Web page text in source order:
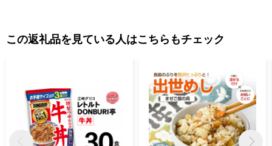
この返礼品を見ている人はこちらもチェック